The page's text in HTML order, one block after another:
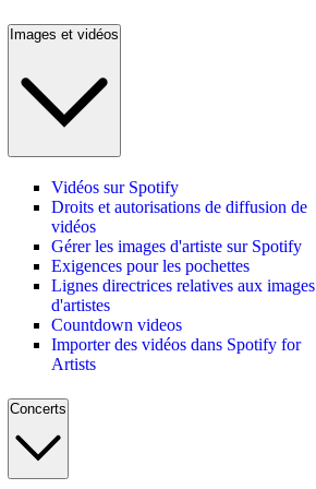
Images et vidéos
Vidéos sur Spotify
Droits et autorisations de diffusion de
vidéos
Gérer les images d'artiste sur Spotify
Exigences pour les pochettes
Lignes directrices relatives aux images
d'artistes
Countdown videos
Importer des vidéos dans Spotify for
Artists
Concerts